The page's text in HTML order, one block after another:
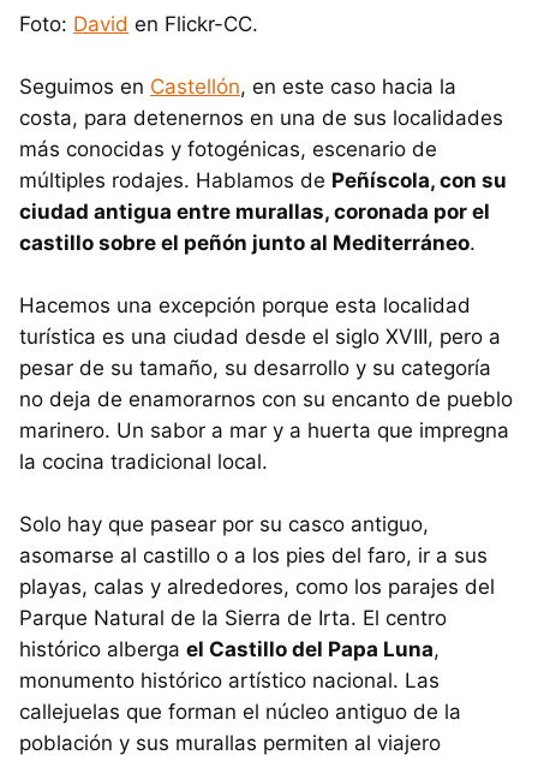
Foto: David en Flickr-CC.
Seguimos en Castellón, en este caso hacia la
costa, para detenernos en una de sus localidades
más conocidas y fotogénicas, escenario de
múltiples rodajes. Hablamos de Peñíscola, con su
ciudad antigua entre murallas, coronada por el
castillo sobre el peñón junto al Mediterráneo.
Hacemos una excepción porque esta localidad
turística es una ciudad desde el siglo XVIII, pero a
pesar de su tamaño, su desarrollo y su categoría
no deja de enamorarnos con su encanto de pueblo
marinero. Un sabor a mar y a huerta que impregna
la cocina tradicional local.
Solo hay que pasear por su casco antiguo,
asomarse al castillo o a los pies del faro, ir a sus
playas, calas y alrededores, como los parajes del
Parque Natural de la Sierra de Irta. El centro
histórico alberga el Castillo del Papa Luna,
monumento histórico artístico nacional. Las
callejuelas que forman el núcleo antiguo de la
población y sus murallas permiten al viajero